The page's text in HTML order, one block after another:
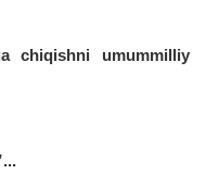
chiqishni umummilliy